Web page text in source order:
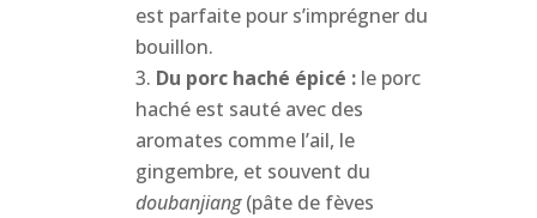
est parfaite pour s’imprégner du
bouillon.
Du porc haché épicé :le porc
haché est sauté avec des
aromates comme l’ail, le
gingembre, et souvent du
doubanjiang(pâte de fèves